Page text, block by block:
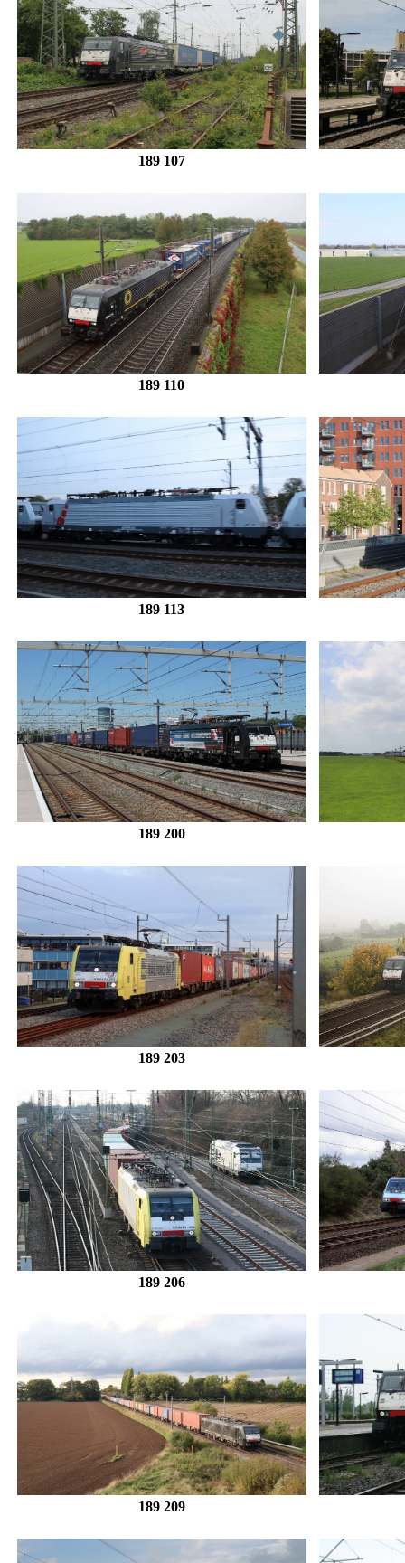
189 107
189 110
189 113
189 200
189 203
189 206
189 209